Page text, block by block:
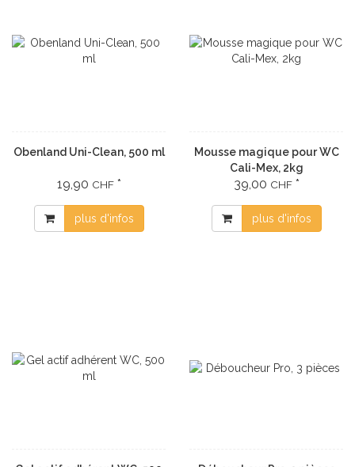
Obenland Uni-Clean, 500 ml
19,90 CHF*
plus d'infos
Mousse magique pour WC
Cali-Mex, 2kg
39,00 CHF*
plus d'infos